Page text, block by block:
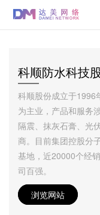
科顺防水科技
科顺股份成立于1996
为主业，产品和服务
隔震、抹灰石膏、光
商。目前集团控股分
基地，近20000个经
司百强。
浏览网站